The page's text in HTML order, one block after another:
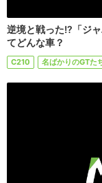
逆境と戦った!?「ジ
てどんな車？
C210 名ばかりのGTた